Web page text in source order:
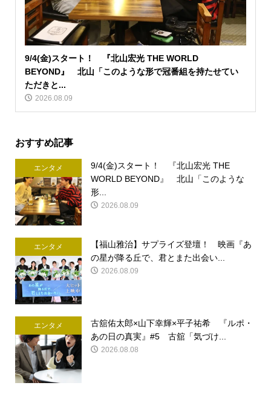
9/4(金)スタート！ 『北山宏光 THE WORLD
BEYOND』 北山「このような形で冠番組を持たせてい
ただきと...
2026.08.09
おすすめ記事
エンタメ
9/4(金)スタート！ 『北山宏光 THE
WORLD BEYOND』 北山「このような
形...
2026.08.09
エンタメ
【福山雅治】サプライズ登壇！ 映画『あ
の星が降る丘で、君とまた出会い...
2026.08.09
エンタメ
古舘佑太郎×山下幸輝×平子祐希 『ルポ・
あの日の真実』#5 古舘「気づけ...
2026.08.08